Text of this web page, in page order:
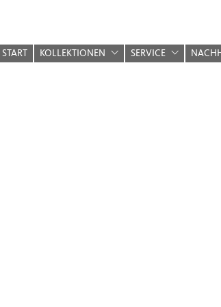
START KOLLEKTIONEN SERVICE